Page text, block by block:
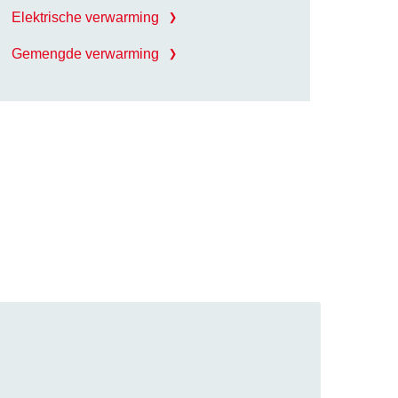
Elektrische verwarming
Gemengde verwarming